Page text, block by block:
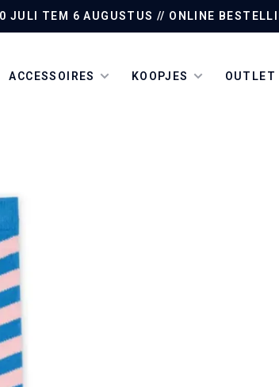
JULI TEM 6 AUGUSTUS // ONLINE
ACCESSOIRES KOOPJES OUTLET